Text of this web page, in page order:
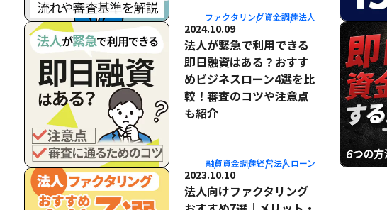
ファクタリング資金調達法人
2024.10.09
法人が緊急で利用できる
即日融資はある？おすす
めビジネスローン4選を比
較！審査のコツや注意点
も紹介
融資資金調達経営法人ローン
2023.10.10
法人向けファクタリング